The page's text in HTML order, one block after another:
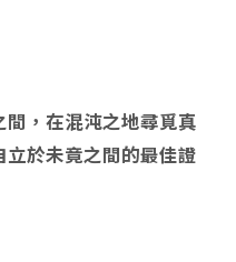
，在混沌之地尋覓真
於未竟之間的最佳證